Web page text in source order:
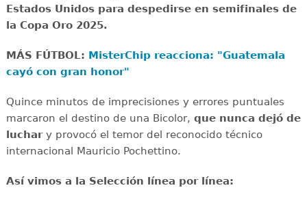
Estados Unidos para despedirse en semifinales de
la Copa Oro 2025.
MÁS FÚTBOL: MisterChip reacciona: "Guatemala
cayó con gran honor"
Quince minutos de imprecisiones y errores puntuales
marcaron el destino de una Bicolor, que nunca dejó de
luchary provocó el temor del reconocido técnico
internacional Mauricio Pochettino.
Así vimos a la Selección línea por línea: